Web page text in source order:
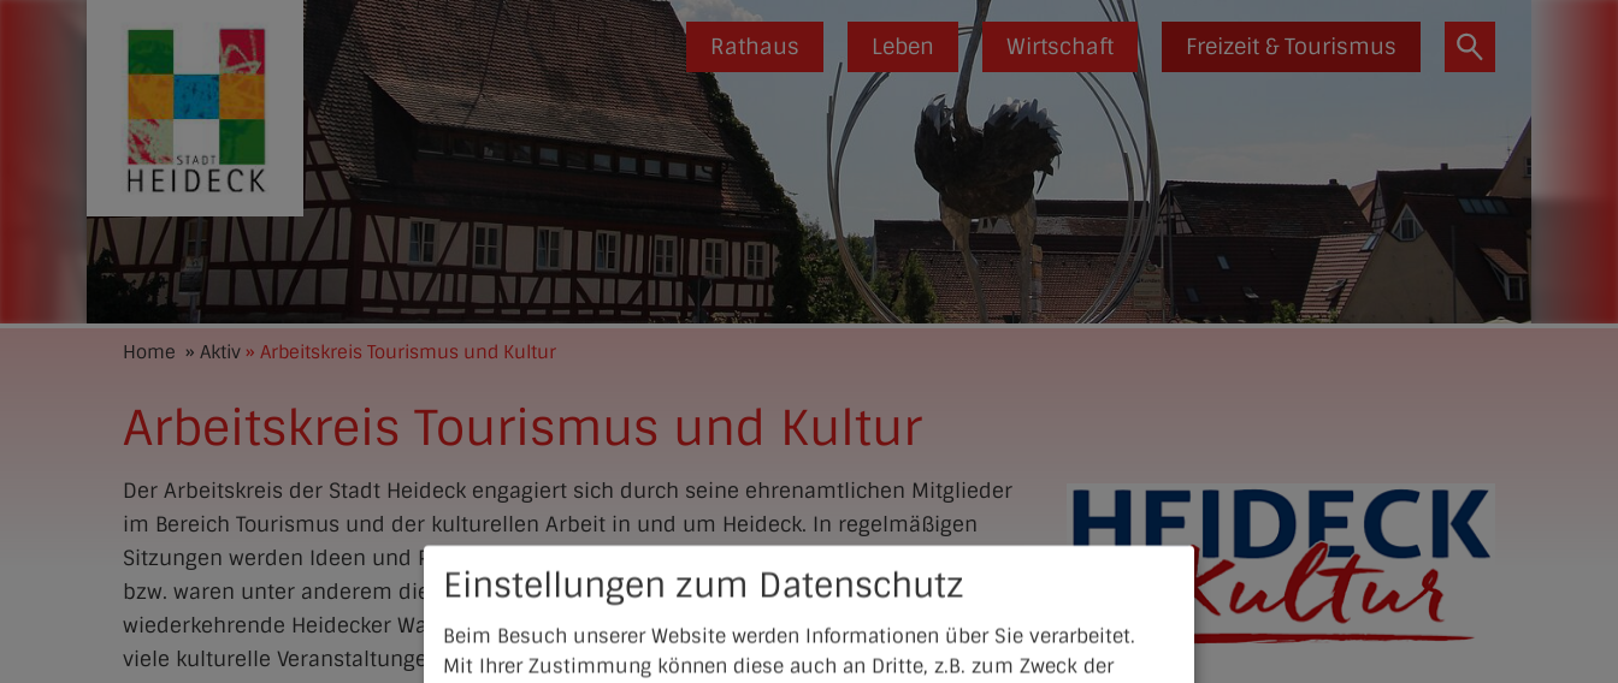
Rathaus Leben Wirtschaft Freizeit & Tourismus
Home » Aktiv » Arbeitskreis Tourismus und Kultur
Arbeitskreis Tourismus und Kultur
Der Arbeitskreis der Stadt Heideck engagiert sich durch seine ehrenamtlichen Mitglieder
im Bereich Tourismus und der kulturellen Arbeit in und um Heideck. In regelmäßigen
Sitzungen werden Ideen und Projekte besprochen und in die Tat umgesetzt. Projekte sind
bzw. waren unter anderem die Wanderwege in und um Heideck, der jährlich
wiederkehrende Heidecker Wanderpass, der Familienerlebnispfad am Schlossberg sowie
viele kulturelle Veranstaltungen.
Einstellungen zum Datenschutz
Beim Besuch unserer Website werden Informationen über Sie verarbeitet.
Mit Ihrer Zustimmung können diese auch an Dritte, z.B. zum Zweck der